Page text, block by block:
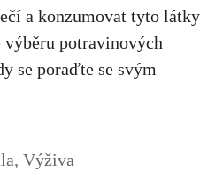
a konzumovat tyto látky
potravinových
se ‌poraďte se svým
, Výživa